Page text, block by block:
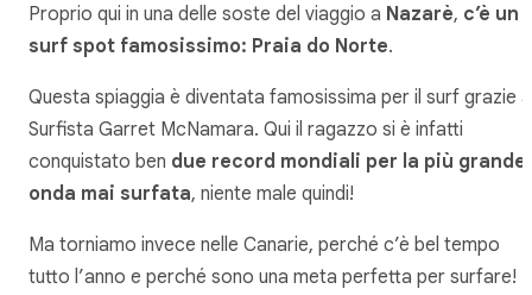
Proprio qui in una delle soste del viaggio a Nazarè, c’è un
surf spot famosissimo: Praia do Norte.
Questa spiaggia è diventata famosissima per il surf grazie
Surfista Garret McNamara. Qui il ragazzo si è infatti
conquistato ben due record mondiali per la più grande
onda mai surfata, niente male quindi!
Ma torniamo invece nelle Canarie, perché c’è bel tempo
tutto l’anno e perché sono una meta perfetta per surfare!